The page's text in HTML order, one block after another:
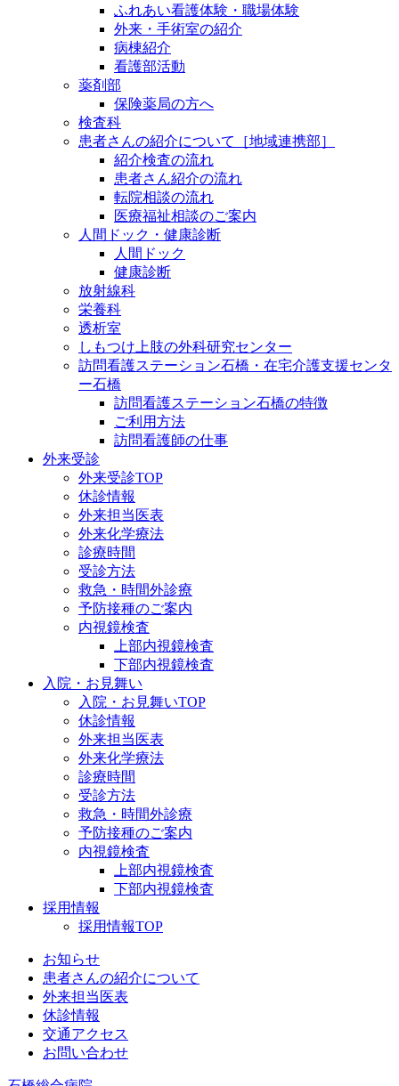
ふれあい看護体験・職場体験
外来・手術室の紹介
病棟紹介
看護部活動
薬剤部
保険薬局の方へ
検査科
患者さんの紹介について［地域連携部］
紹介検査の流れ
患者さん紹介の流れ
転院相談の流れ
医療福祉相談のご案内
人間ドック・健康診断
人間ドック
健康診断
放射線科
栄養科
透析室
しもつけ上肢の外科研究センター
訪問看護ステーション石橋・在宅介護支援センタ
ー石橋
訪問看護ステーション石橋の特徴
ご利用方法
訪問看護師の仕事
外来受診
外来受診TOP
休診情報
外来担当医表
外来化学療法
診療時間
受診方法
救急・時間外診療
予防接種のご案内
内視鏡検査
上部内視鏡検査
下部内視鏡検査
入院・お見舞い
入院・お見舞いTOP
休診情報
外来担当医表
外来化学療法
診療時間
受診方法
救急・時間外診療
予防接種のご案内
内視鏡検査
上部内視鏡検査
下部内視鏡検査
採用情報
採用情報TOP
お知らせ
患者さんの紹介について
外来担当医表
休診情報
交通アクセス
お問い合わせ